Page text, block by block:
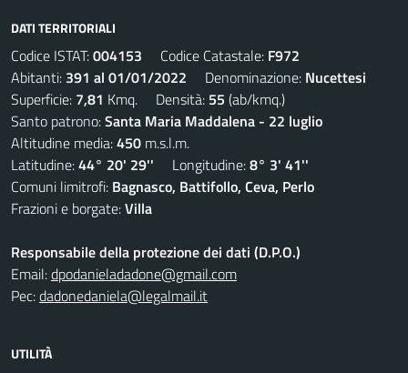
DATI TERRITORIALI
Codice ISTAT:004153 Codice Catastale: F972
Abitanti: 391 al 01/01/2022 Denominazione: Nucettesi
Superficie: 7,81 Kmq. Densità: 55 (ab/kmq.)
Santo patrono:Santa Maria Maddalena - 22 luglio
Altitudine media:450 m.s.l.m.
Latitudine:44° 20' 29'' Longitudine:8° 3' 41''
Comuni limitrofi: Bagnasco, Battifollo, Ceva, Perlo
Frazioni e borgate:Villa
Responsabile della protezione dei dati (D.P.O.)
Email:dpodanieladadone@gmail.com
Pec:dadonedaniela@legalmail.it
UTILITÀ